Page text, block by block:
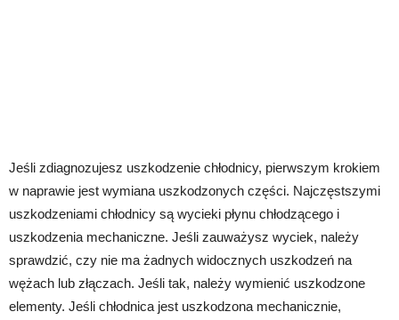
Jeśli zdiagnozujesz uszkodzenie chłodnicy, pierwszym krokiem
w naprawie jest wymiana uszkodzonych części. Najczęstszymi
uszkodzeniami chłodnicy są wycieki płynu chłodzącego i
uszkodzenia mechaniczne. Jeśli zauważysz wyciek, należy
sprawdzić, czy nie ma żadnych widocznych uszkodzeń na
wężach lub złączach. Jeśli tak, należy wymienić uszkodzone
elementy. Jeśli chłodnica jest uszkodzona mechanicznie,